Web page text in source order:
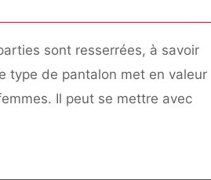
sont resserrées, à savoir
type de pantalon met en valeur
Il peut se mettre avec